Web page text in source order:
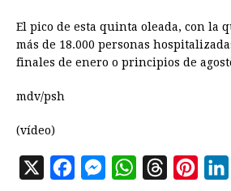
El pico de esta quinta oleada, con la
más de 18.000 personas
finales de enero o principios de
mdv/psh
(vídeo)
X
M
W